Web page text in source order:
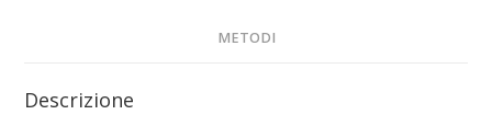
METODI
Descrizione